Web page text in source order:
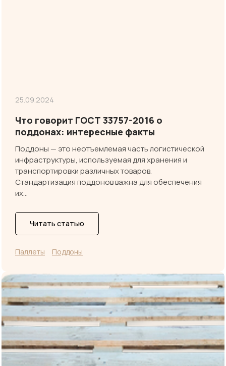
25.09.2024
Что говорит ГОСТ 33757-2016 о
поддонах: интересные факты
Поддоны — это неотъемлемая часть логистической
инфраструктуры, используемая для хранения и
транспортировки различных товаров.
Стандартизация поддонов важна для обеспечения
их…
Читать статью
Паллеты Поддоны